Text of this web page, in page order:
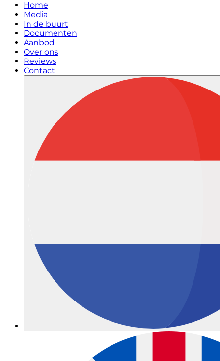
Home
Media
In de buurt
Documenten
Aanbod
Over ons
Reviews
Contact